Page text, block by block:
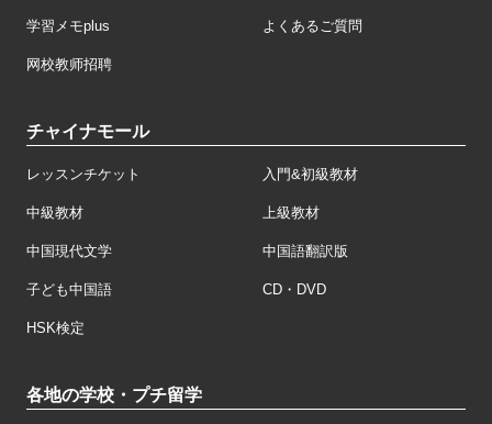
学習メモplus よくあるご質問
网校教师招聘
チャイナモール
レッスンチケット 入門&初級教材
中級教材 上級教材
中国現代文学 中国語翻訳版
子ども中国語 CD・DVD
HSK検定
各地の学校・プチ留学